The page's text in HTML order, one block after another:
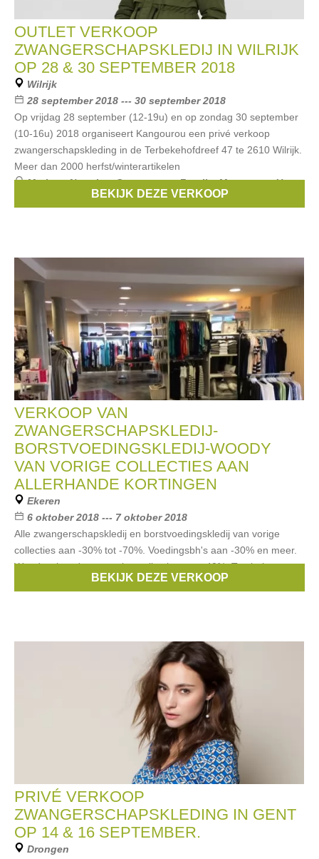
OUTLET VERKOOP
ZWANGERSCHAPSKLEDIJ IN WILRIJK
OP 28 & 30 SEPTEMBER 2018
Wilrijk
28 september 2018 --- 30 september 2018
Op vrijdag 28 september (12-19u) en op zondag 30 september
(10-16u) 2018 organiseert Kangourou een privé verkoop
zwangerschapskleding in de Terbekehofdreef 47 te 2610 Wilrijk.
Meer dan 2000 herfst/winterartikelen
Merken:Noppies,Queen mum,Fragile,Menonove,Un
ventre pour deux, ...
BEKIJK DEZE VERKOOP
VERKOOP VAN
ZWANGERSCHAPSKLEDIJ-
BORSTVOEDINGSKLEDIJ-WOODY
VAN VORIGE COLLECTIES AAN
ALLERHANDE KORTINGEN
Ekeren
6 oktober 2018 --- 7 oktober 2018
Alle zwangerschapskledij en borstvoedingskledij van vorige
collecties aan -30% tot -70%. Voedingsbh's aan -30% en meer.
Woodypyjama's van vorige collecties aan -40%. Tombola
Esprit,Noppies,Woody,Queen mum
BEKIJK DEZE VERKOOP
PRIVÉ VERKOOP
ZWANGERSCHAPSKLEDING IN GENT
OP 14 & 16 SEPTEMBER.
Drongen